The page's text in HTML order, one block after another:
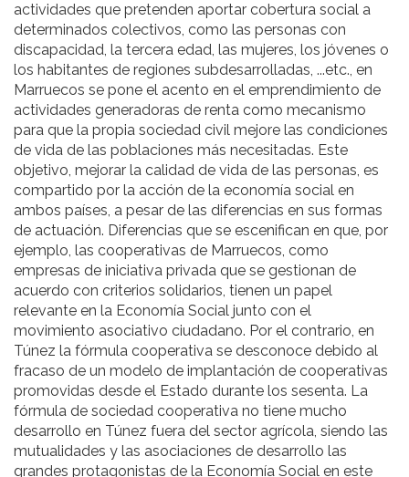
actividades que pretenden aportar cobertura social a
determinados colectivos, como las personas con
discapacidad, la tercera edad, las mujeres, los jóvenes o
los habitantes de regiones subdesarrolladas, ...etc., en
Marruecos se pone el acento en el emprendimiento de
actividades generadoras de renta como mecanismo
para que la propia sociedad civil mejore las condiciones
de vida de las poblaciones más necesitadas. Este
objetivo, mejorar la calidad de vida de las personas, es
compartido por la acción de la economía social en
ambos países, a pesar de las diferencias en sus formas
de actuación. Diferencias que se escenifican en que, por
ejemplo, las cooperativas de Marruecos, como
empresas de iniciativa privada que se gestionan de
acuerdo con criterios solidarios, tienen un papel
relevante en la Economía Social junto con el
movimiento asociativo ciudadano. Por el contrario, en
Túnez la fórmula cooperativa se desconoce debido al
fracaso de un modelo de implantación de cooperativas
promovidas desde el Estado durante los sesenta. La
fórmula de sociedad cooperativa no tiene mucho
desarrollo en Túnez fuera del sector agrícola, siendo las
mutualidades y las asociaciones de desarrollo las
grandes protagonistas de la Economía Social en este